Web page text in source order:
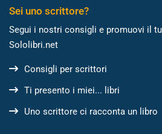
Sei uno scrittore?
Segui i nostri consigli e promuovi il
Sololibri.net
Consigli per scrittori
Ti presento i miei... libri
Uno scrittore ci racconta un libro